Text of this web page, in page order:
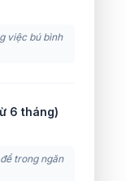
việc bú bình
6 tháng)
trong ngăn